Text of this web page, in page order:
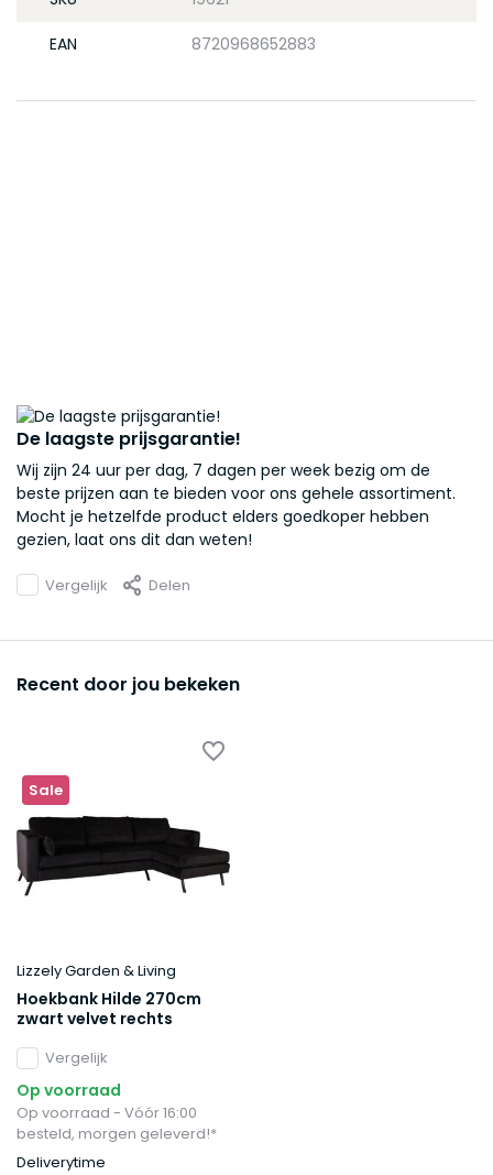
EAN 8720968652883
De laagste prijsgarantie!
Wij zijn 24 uur per dag, 7 dagen per week bezig om de
beste prijzen aan te bieden voor ons gehele assortiment.
Mocht je hetzelfde product elders goedkoper hebben
gezien, laat ons dit dan weten!
Vergelijk Delen
Recent door jou bekeken
Sale
Lizzely Garden & Living
Hoekbank Hilde 270cm
zwart velvet rechts
Vergelijk
Op voorraad
Op voorraad - Vóór 16:00
besteld, morgen geleverd!*
Deliverytime